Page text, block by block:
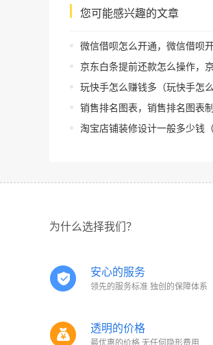
您可能感兴趣的文章
微信借呗怎么开通，微信借呗开
京东白条提前还款怎么操作，京
玩快手怎么赚钱多（玩快手怎
销售排名图表，销售排名图表制
淘宝店铺装修设计一般多少钱
为什么选择我们？
安心的服务
领先的服务标准 独创的保障体系
透明的价格
最优惠的价格 无任何隐形费用